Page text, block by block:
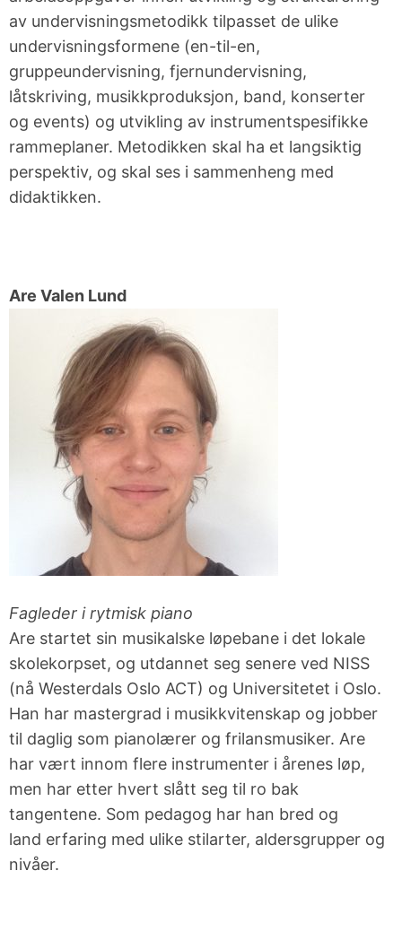
av undervisningsmetodikk tilpasset de ulike
undervisningsformene (en-til-en,
gruppeundervisning, fjernundervisning,
låtskriving, musikkproduksjon, band, konserter
og events) og utvikling av instrumentspesifikke
rammeplaner. Metodikken skal ha et langsiktig
perspektiv, og skal ses i sammenheng med
didaktikken.
Are Valen Lund
Fagleder i rytmisk piano
Are startet sin musikalske løpebane i det lokale
skolekorpset, og utdannet seg senere ved NISS
(nå Westerdals Oslo ACT) og Universitetet i Oslo.
Han har mastergrad i musikkvitenskap og jobber
til daglig som pianolærer og frilansmusiker. Are
har vært innom flere instrumenter i årenes løp,
men har etter hvert slått seg til ro bak
tangentene. Som pedagog har han bred og
land erfaring med ulike stilarter, aldersgrupper og
nivåer.